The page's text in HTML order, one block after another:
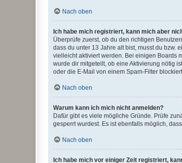
Nach oben
Ich habe mich registriert, kann mich aber
Überprüfe zuerst, ob du den richtigen
dass du unter 13 Jahre alt bist, musst du bzw.
vielleicht aktiviert werden. Bei einigen Boards
wurde dir mitgeteilt, ob eine Aktivierung nötig
oder die E-Mail von einem Spam-Filter
Nach oben
Warum kann ich mich nicht anmelden?
Dafür gibt es viele mögliche Gründe. Prüfe
gesperrt wurdest. Es ist ebenfalls möglich,
Nach oben
Ich habe mich vor einiger Zeit registriert,